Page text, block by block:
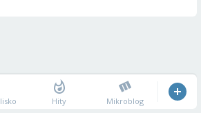
Hity Mikroblog